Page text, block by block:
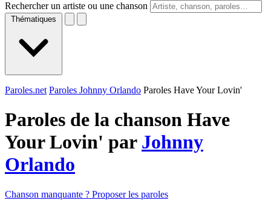
Rechercher un artiste ou une chanson
Thématiques
Paroles.net Paroles Johnny Orlando Paroles Have Your Lovin'
Paroles de la chanson Have
Your Lovin' par Johnny
Orlando
Chanson manquante ? Proposer les paroles